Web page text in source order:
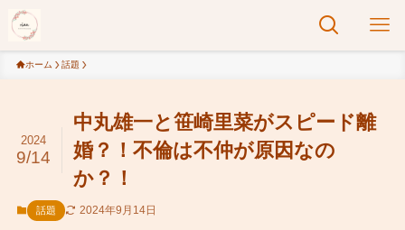
ホーム 話題
中丸雄一と笹崎里菜がスピード離
婚？！不倫は不仲が原因なの
か？！
2024
9/14
話題 2024年9月14日